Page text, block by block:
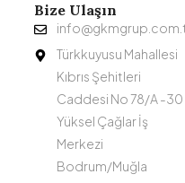
Bize Ulaşın
Türkkuyusu Mahallesi
Kıbrıs Şehitleri
Caddesi No 78/A -30
Yüksel Çağlar İş
Merkezi
Bodrum/Muğla